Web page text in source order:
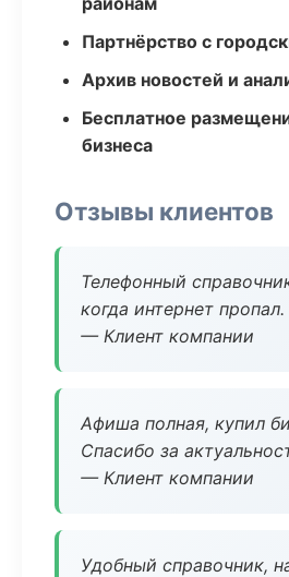
Партнёрство с
Архив новостей и
Бесплатное
бизнеса
Отзывы клиентов
Телефонный
когда интернет пропал.
— Клиент компании
Афиша полная, купил
Спасибо за
— Клиент компании
Удобный справочник,